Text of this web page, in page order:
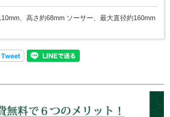
、高さ約68mm ソーサー、最大直径約160mm